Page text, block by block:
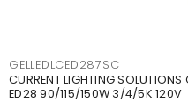
GELLEDLCED287SC
CURRENT LIGHTING SOLUTIONS
ED28 90/115/150W 3/4/5K 120V